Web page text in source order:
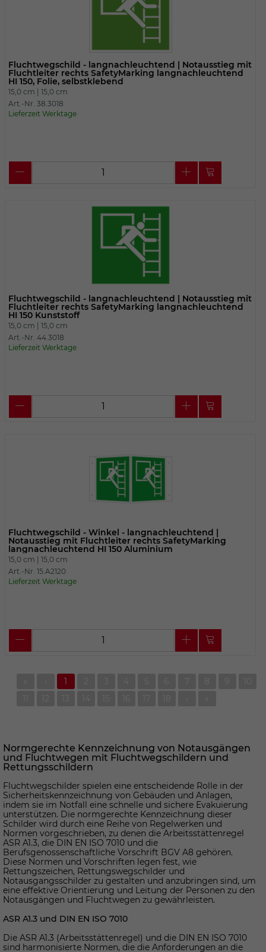
Fluchtwegschild - langnachleuchtend | Notausstieg mit
Fluchtleiter rechts SafetyMarking langnachleuchtend
HI 150, Folie, selbstklebend
15,0 cm | 15,0 cm
Art.-Nr. 38.3018
Lieferzeit Werktage
Fluchtwegschild - langnachleuchtend | Notausstieg mit
Fluchtleiter rechts SafetyMarking langnachleuchtend
HI 150 Kunststoff
15,0 cm | 15,0 cm
Art.-Nr. 44.3018
Lieferzeit Werktage
Fluchtwegschild - Winkel - langnachleuchtend |
Notausstieg mit Fluchtleiter rechts SafetyMarking
langnachleuchtend HI 150 Aluminium
15,0 cm | 15,0 cm
Art.-Nr. 15.A2120
Lieferzeit Werktage
1
Normgerechte Kennzeichnung von Notausgängen
und Fluchtwegen mit Fluchtwegschildern und
Rettungsschildern
Fluchtwegschilder spielen eine entscheidende Rolle in der
Sicherheitskennzeichnung von Gebäuden und Anlagen,
indem sie im Notfall eine schnelle und sichere Evakuierung
unterstützen. Die normgerechte Kennzeichnung dieser
Schilder wird durch eine Reihe von Regelwerken und
Normen vorgeschrieben, zu denen die Arbeitsstättenregel
ASR A1.3, die DIN EN ISO 7010 und die
Berufsgenossenschaftliche Vorschrift BGV A8 gehören.
Diese Normen und Vorschriften legen fest, wie
Rettungszeichen, Rettungswegschilder und
Notausgangsschilder zu gestalten und anzubringen sind, um
eine effektive Orientierung und Leitung der Personen zu den
Notausgängen und Fluchtwegen zu gewährleisten.
ASR A1.3 und DIN EN ISO 7010
Die ASR A1.3 (Arbeitsstättenregel) und die DIN EN ISO 7010
sind harmonisierte Normen, die die Anforderungen an die